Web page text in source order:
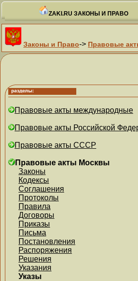
ZAKI.RU ЗАКОНЫ И ПРАВО
Законы и Право-> Правовые
Правовые акты международные
Правовые акты Российской
Правовые акты СССР
Правовые акты Москвы
Законы
Кодексы
Соглашения
Протоколы
Правила
Договоры
Приказы
Письма
Постановления
Распоряжения
Решения
Указания
Указы